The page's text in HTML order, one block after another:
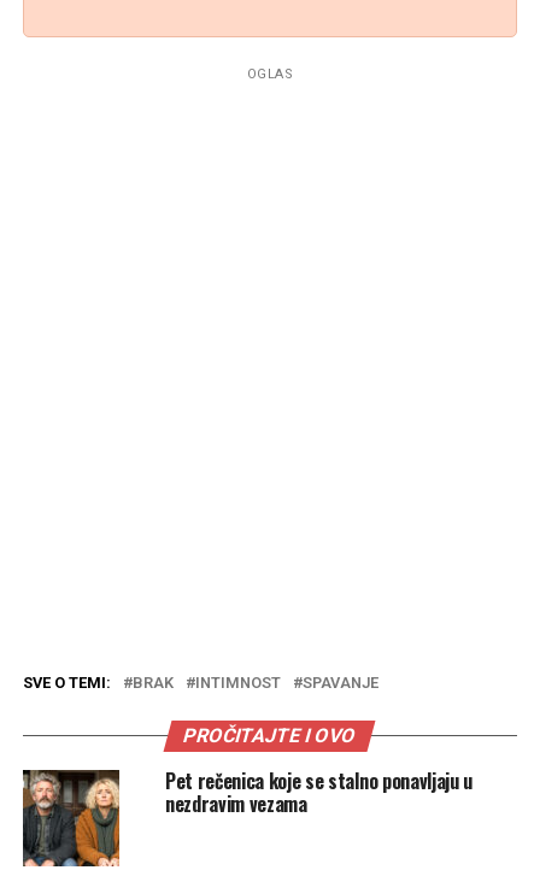
OGLAS
SVE O TEMI: BRAK INTIMNOST SPAVANJE
PROČITAJTE I OVO
Pet rečenica koje se stalno ponavljaju u
nezdravim vezama